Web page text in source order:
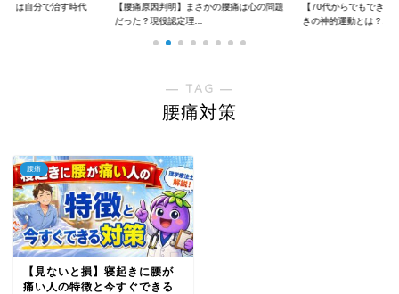
痛は自分で治す時代
【腰痛原因判明】まさかの腰痛は心の問題
だった？現役認定理...
【70代からでもできる
きの神的運動とは？...
― TAG ―
腰痛対策
腰痛
【見ないと損】寝起きに腰が
痛い人の特徴と今すぐできる